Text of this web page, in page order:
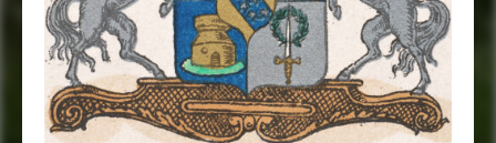
Friherrebrevet i original, RHA.
Transkription: Göran Mörner, 2023-10-
02.